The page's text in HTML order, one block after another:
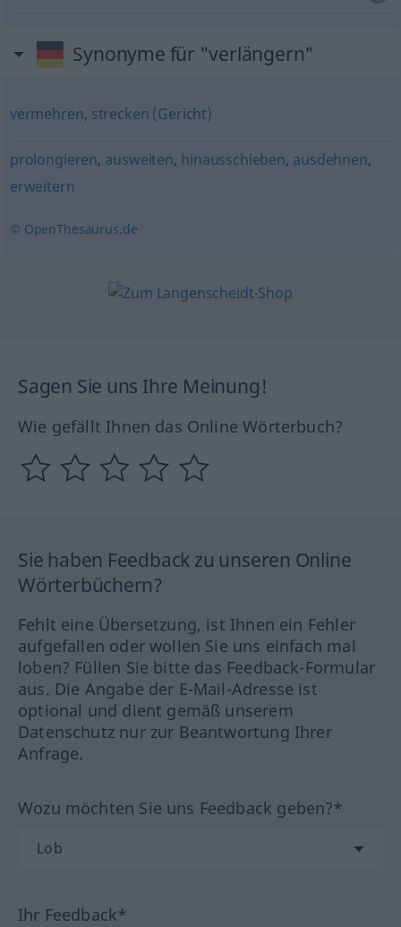
Synonyme für "verlängern"
vermehren, strecken (Gericht)
prolongieren, ausweiten, hinausschieben, ausdehnen,
erweitern
© OpenThesaurus.de
Sagen Sie uns Ihre Meinung!
Wie gefällt Ihnen das Online Wörterbuch?
Sie haben Feedback zu unseren Online
Wörterbüchern?
Fehlt eine Übersetzung, ist Ihnen ein Fehler
aufgefallen oder wollen Sie uns einfach mal
loben? Füllen Sie bitte das Feedback-Formular
aus. Die Angabe der E-Mail-Adresse ist
optional und dient gemäß unserem
Datenschutz nur zur Beantwortung Ihrer
Anfrage.
Wozu möchten Sie uns Feedback geben?*
Ihr Feedback*